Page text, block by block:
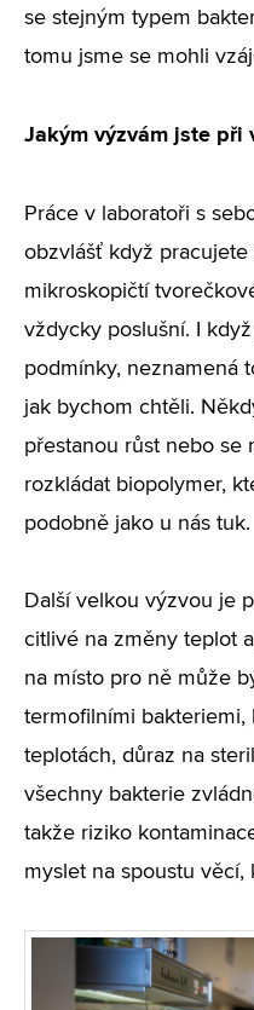
se stejným typem
tomu jsme se mohli
Jakým výzvám jste při
Práce v laboratoři s
obzvlášť když
mikroskopičtí
vždycky poslušní. I
podmínky, neznamená
jak bychom chtěli.
přestanou růst nebo se
rozkládat biopolymer,
podobně jako u nás tuk.
Další velkou výzvou je
citlivé na změny teplot
na místo pro ně může
termofilními bakteriemi,
teplotách, důraz na
všechny bakterie
takže riziko
myslet na spoustu